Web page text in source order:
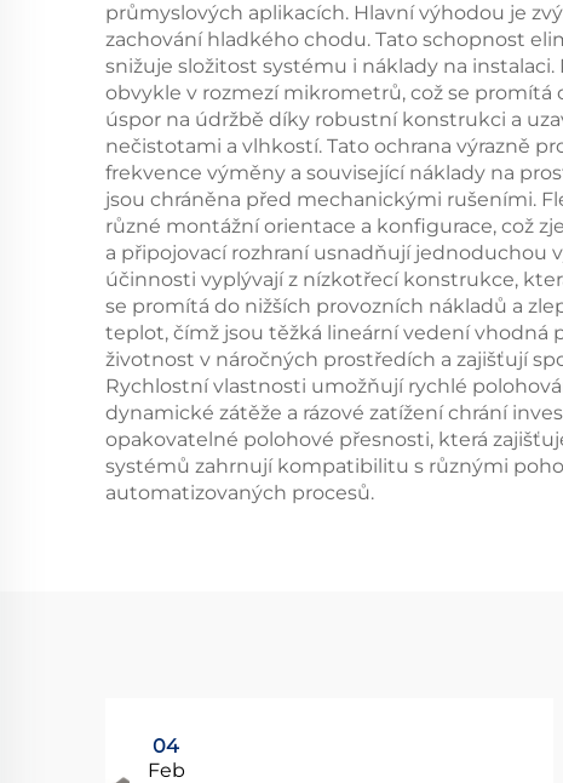
průmyslových aplikacích. Hlavní výhodou je
zachování hladkého chodu. Tato schopnost
snižuje složitost systému i náklady na
obvykle v rozmezí mikrometrů, což se
úspor na údržbě díky robustní konstrukci a
nečistotami a vlhkostí. Tato ochrana výrazně
frekvence výměny a související náklady na
jsou chráněna před mechanickými rušeními.
různé montážní orientace a konfigurace, což
a připojovací rozhraní usnadňují jednoduchou
účinnosti vyplývají z nízkotřecí konstrukce,
se promítá do nižších provozních nákladů a
teplot, čímž jsou těžká lineární vedení vhodná
životnost v náročných prostředích a zajišťují
Rychlostní vlastnosti umožňují rychlé
dynamické zátěže a rázové zatížení chrání
opakovatelné polohové přesnosti, která
systémů zahrnují kompatibilitu s různými
automatizovaných procesů.
04
Feb